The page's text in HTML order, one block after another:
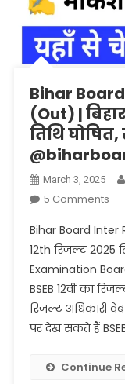
Bihar
(Out) |
तिथि
March 3, 2025
5 CommentsOn
बिहार
Bihar Board Inter
12th रिजल्ट 2025
Examination
BSEB 12वीं का
रिजल्ट अधिकारी
पर देख सकते हैं BSEB
Continue